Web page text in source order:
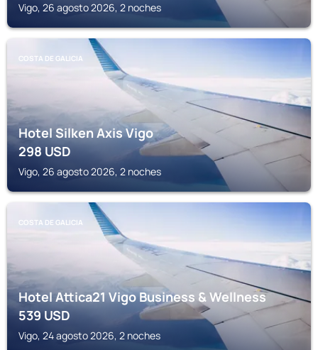
Vigo, 26 agosto 2026, 2 noches
COSTA DE GALICIA
Hotel Silken Axis Vigo
298USD
Vigo, 26 agosto 2026, 2 noches
COSTA DE GALICIA
Hotel Attica21 Vigo Business & Wellness
539USD
Vigo, 24 agosto 2026, 2 noches